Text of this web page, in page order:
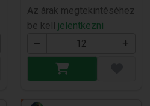
Az árak megtekintéséhez
be kell jelentkezni